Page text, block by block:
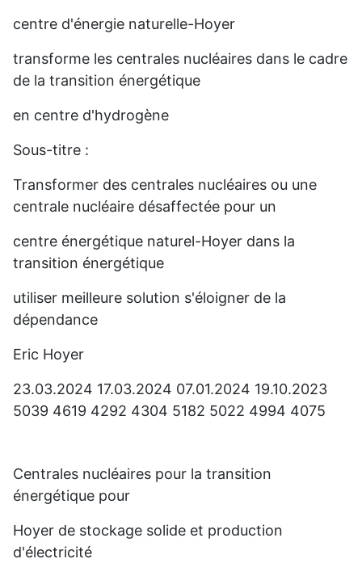
centre d'énergie naturelle-Hoyer
transforme les centrales nucléaires dans le cadre
de la transition énergétique
en centre d'hydrogène
Sous-titre :
Transformer des centrales nucléaires ou une
centrale nucléaire désaffectée pour un
centre énergétique naturel-Hoyer dans la
transition énergétique
utiliser meilleure solution s'éloigner de la
dépendance
Eric Hoyer
23.03.2024 17.03.2024 07.01.2024 19.10.2023
5039 4619 4292 4304 5182 5022 4994 4075
Centrales nucléaires pour la transition
énergétique pour
Hoyer de stockage solide et production
d'électricité